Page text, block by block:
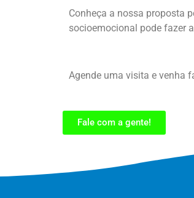
Conheça a nossa proposta
socioemocional pode fazer
Agende uma visita e venha
Fale com a gente!